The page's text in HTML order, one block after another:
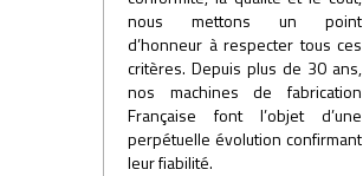
nous mettons un point
d’honneur à respecter tous ces
critères. Depuis plus de 30 ans,
nos machines de fabrication
Française font l’objet d’une
perpétuelle évolution confirmant
leur fiabilité.